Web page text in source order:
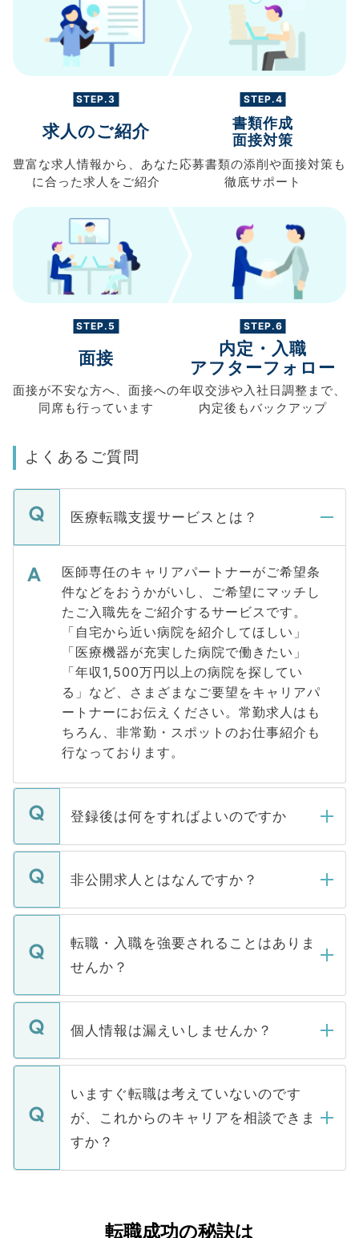
STEP.3
求人のご紹介
豊富な求人情報から、 あなた
に合った求人を ご紹介
STEP.4
書類作成
面接対策
応募書類の添削や面接対策も
徹底サポート
STEP.5
面接
面接が不安な方へ、 面接への
同席も行っています
STEP.6
内定・入職
アフターフォロー
年収交渉や入社日調整まで、
内定後もバックアップ
よくあるご質問
医療転職支援サービスとは？
医師専任のキャリアパートナーがご希望条
件などをおうかがいし、ご希望にマッチし
たご入職先をご紹介するサービスです。
「自宅から近い病院を紹介してほしい」
「医療機器が充実した病院で働きたい」
「年収1,500万円以上の病院を探してい
る」など、さまざまなご要望をキャリアパ
ートナーにお伝えください。常勤求人はも
ちろん、非常勤・スポットのお仕事紹介も
行なっております。
登録後は何をすればよいのですか
ご登録いただきましたら、弊社担当者がご
登録内容を確認し、その後メールもしくは
ます。通常、5営業日以内にはご連絡をせて
いただきますので、しばらくお待ちくださ
非公開求人とはなんですか？
マイナビDOCTORで取り扱っている求人の
うち約3割は、Webサイトからご覧いただ
けない「非公開求人」です。非公開求人は
下記の理由によって、一般には公開してい
ません。
■応募殺到を避けるため 人気のある医療機
関を公にしてしまうと、応募が殺到する場
に、医療機関が求める条件に合った人材の
みを人材紹介会社に依頼するケースが増え
ています。
転職・入職を強要されることはありま
せんか？
転職・入職を強要することは一切ありませ
ん。また、仮に応募先から内定をいただい
定を承諾する必要はありません。内定先へ
の辞退の連絡はキャリアパートナーが行い
個人情報は漏えいしませんか？
個人情報が漏えいすることはありませんの
で、ご安心ください。当サイトからの登録
などで収集したご登録者様の個人情報は、
ご本人のキャリアアップおよび転職活動の
支援を目的に使用いたします。お預かりし
ているすべての個人データはご本人の許可
は、個人情報の取り扱いについての厳密な
いますぐ転職は考えていないのです
が、これからのキャリアを相談できま
すか？
かがいして、現在の医療機関の状況や紹介
転職成功の秘訣は